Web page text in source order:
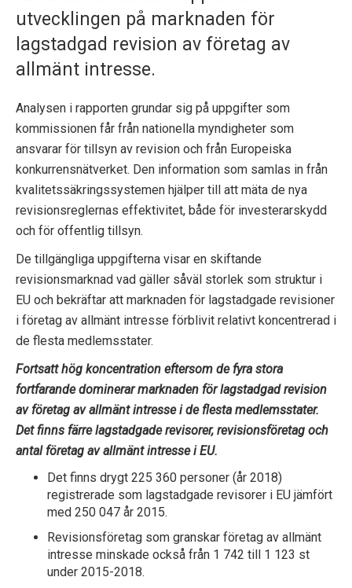
n
s
p
e
k
o
n
e
n
utvecklingen på marknaden för
lagstadgad revision av företag av
allmänt intresse.
Analysen i rapporten grundar sig på uppgifter som
kommissionen får från nationella myndigheter som
ansvarar för tillsyn av revision och från Europeiska
konkurrensnätverket. Den information som samlas in från
kvalitetssäkringssystemen hjälper till att mäta de nya
revisionsreglernas effektivitet, både för investerarskydd
och för offentlig tillsyn.
De tillgängliga uppgifterna visar en skiftande
revisionsmarknad vad gäller såväl storlek som struktur i
EU och bekräftar att marknaden för lagstadgade revisioner
i företag av allmänt intresse förblivit relativt koncentrerad i
de flesta medlemsstater.
Fortsatt hög koncentration eftersom de fyra stora
fortfarande dominerar marknaden för lagstadgad revision
av företag av allmänt intresse i de flesta medlemsstater.
Det finns färre lagstadgade revisorer, revisionsföretag och
antal företag av allmänt intresse i EU.
Det finns drygt 225 360 personer (år 2018)
registrerade som lagstadgade revisorer i EU jämfört
med 250 047 år 2015.
Revisionsföretag som granskar företag av allmänt
intresse minskade också från 1 742 till 1 123 st
under 2015-2018.